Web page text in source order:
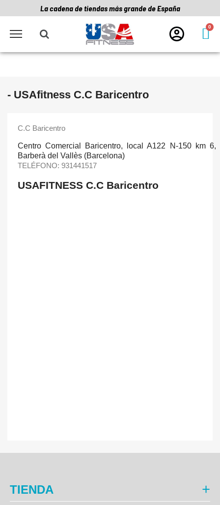
La cadena de tiendas más grande de España
- USAfitness C.C Baricentro
C.C Baricentro
Centro Comercial Baricentro, local A122 N-150 km 6,
Barberà del Vallès (Barcelona)
TELÉFONO: 931441517
USAFITNESS C.C Baricentro
TIENDA